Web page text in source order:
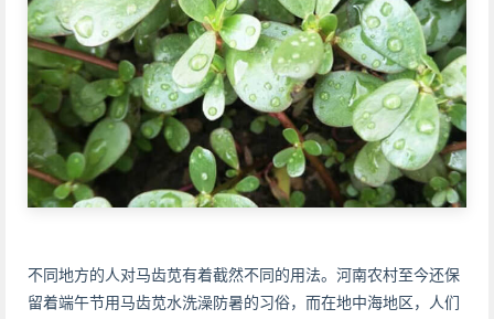
不同地方的人对马齿苋有着截然不同的用法。河南农村至今还保
留着端午节用马齿苋水洗澡防暑的习俗，而在地中海地区，人们